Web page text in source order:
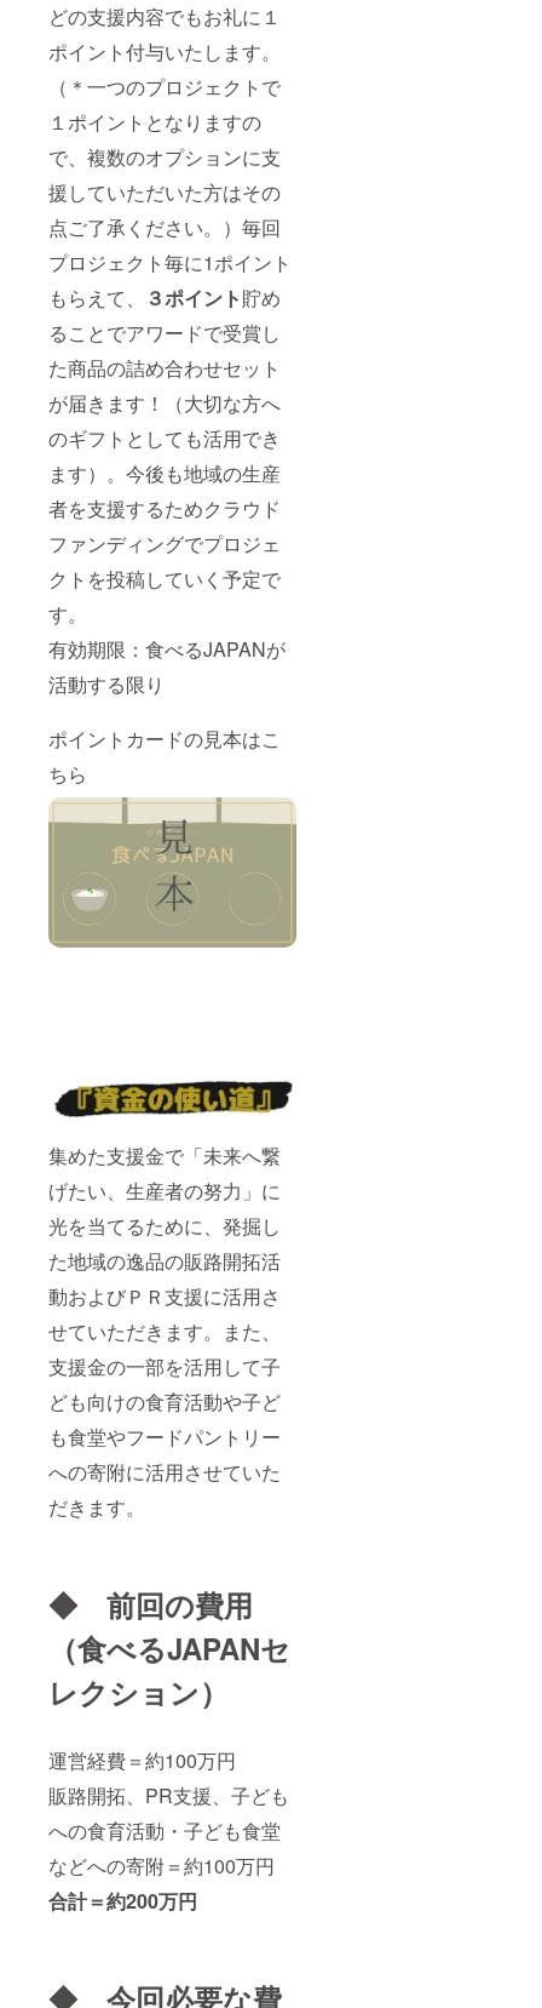
どの支援内容でもお礼に１
ポイント付与いたします。
（＊一つのプロジェクトで
１ポイントとなりますの
で、複数のオプションに支
援していただいた方はその
点ご了承ください。）毎回
プロジェクト毎に1ポイント
もらえて、
３ポイント貯め
ることでアワードで受賞し
た商品の詰め合わせセット
が届きます！（大切な方へ
のギフトとしても活用でき
ます）。今後も地域の生産
者を支援するためクラウド
ファンディングでプロジェ
クトを投稿していく予定で
す。
有効期限：食べるJAPANが
活動する限り
ポイントカードの見本はこ
ちら
集めた支援金で「未来へ繋
げたい、生産者の努力」に
光を当てるために、発掘し
た地域の逸品の販路開拓活
動およびＰＲ支援に活用さ
せていただきます。また、
支援金の一部を活用して子
ども向けの食育活動や子ど
も食堂やフードパントリー
への寄附に活用させていた
だきます。
◆ 前回の費用
（食べるJAPANセ
レクション）
運営経費＝約100万円
販路開拓、PR支援、子ども
への食育活動・子ども食堂
などへの寄附＝約100万円
合計＝約200万円
◆ 今回必要な費